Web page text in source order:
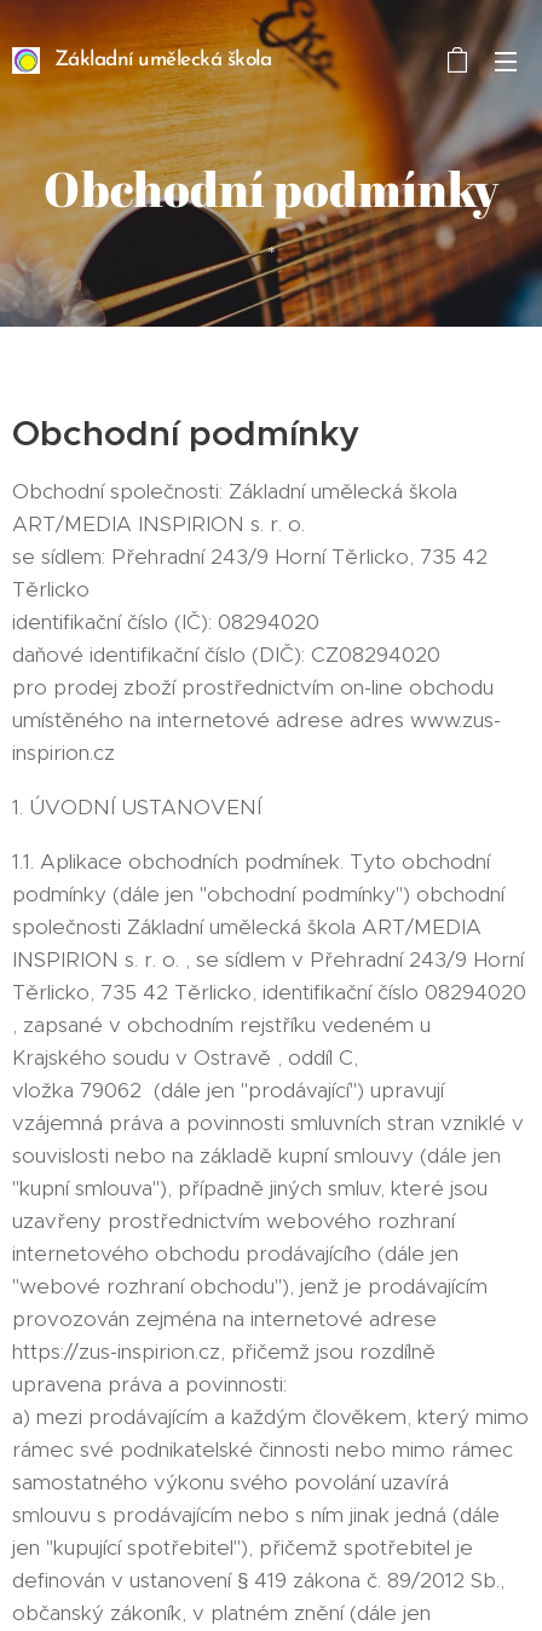
Základní umělecká škola
ART/MEDIA INSPIRION s.
r. o.
Obchodní podmínky
*
Obchodní podmínky
Obchodní společnosti: Základní umělecká škola
ART/MEDIA INSPIRION s. r. o.
se sídlem: Přehradní 243/9 Horní Těrlicko, 735 42
Těrlicko
identifikační číslo (IČ): 08294020
daňové identifikační číslo (DIČ): CZ08294020
pro prodej zboží prostřednictvím on-line obchodu
umístěného na internetové adrese adres www.zus-
inspirion.cz
1. ÚVODNÍ USTANOVENÍ
1.1. Aplikace obchodních podmínek. Tyto obchodní
podmínky (dále jen "obchodní podmínky") obchodní
společnosti Základní umělecká škola ART/MEDIA
INSPIRION s. r. o. , se sídlem v Přehradní 243/9 Horní
Těrlicko, 735 42 Těrlicko, identifikační číslo 08294020
, zapsané v obchodním rejstříku vedeném u
Krajského soudu v Ostravě , oddíl C,
vložka 79062 (dále jen "prodávající") upravují
vzájemná práva a povinnosti smluvních stran vzniklé v
souvislosti nebo na základě kupní smlouvy (dále jen
"kupní smlouva"), případně jiných smluv, které jsou
uzavřeny prostřednictvím webového rozhraní
internetového obchodu prodávajícího (dále jen
"webové rozhraní obchodu"), jenž je prodávajícím
provozován zejména na internetové adrese
https://zus-inspirion.cz, přičemž jsou rozdílně
upravena práva a povinnosti:
a) mezi prodávajícím a každým člověkem, který mimo
rámec své podnikatelské činnosti nebo mimo rámec
samostatného výkonu svého povolání uzavírá
smlouvu s prodávajícím nebo s ním jinak jedná (dále
jen "kupující spotřebitel"), přičemž spotřebitel je
definován v ustanovení § 419 zákona č. 89/2012 Sb.,
občanský zákoník, v platném znění (dále jen